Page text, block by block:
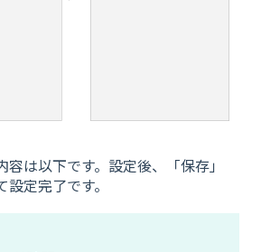
容は以下です。設定後、「保存」
定完了です。